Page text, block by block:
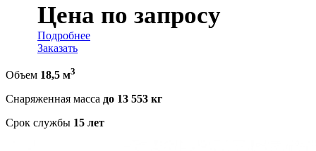
Цена по запросу
Подробнее
Заказать
Объем 18,5 м3
Снаряженная масса до 13 553 кг
Срок службы 15 лет